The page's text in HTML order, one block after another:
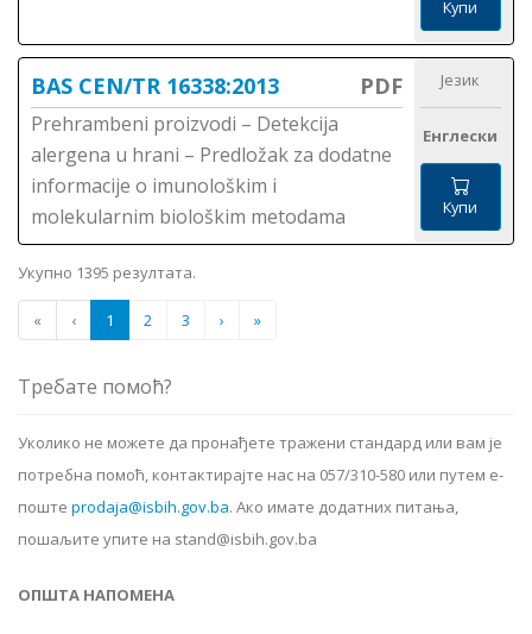
Купи
BAS CEN/TR 16338:2013 PDF
Prehrambeni proizvodi – Detekcija
alergena u hrani – Predložak za dodatne
informacije o imunološkim i
molekularnim biološkim metodama
Језик
Енглески
Купи
Укупно 1395 резултата.
« ‹ 1 2 3 › »
Требате помоћ?
Уколико не можете да пронађете тражени стандард или вам је
потребна помоћ, контактирајте нас на 057/310-580 или путем е-
поште prodaja@isbih.gov.ba. Ако имате додатних питања,
пошаљите упите на stand@isbih.gov.ba
ОПШТА НАПОМЕНА